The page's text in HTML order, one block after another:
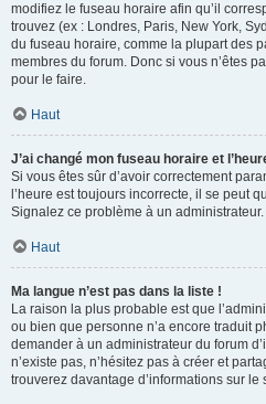
modifiez le fuseau horaire afin qu’il
trouvez (ex : Londres, Paris, New York,
du fuseau horaire, comme la plupart des
membres du forum. Donc si vous n’êtes
pour le faire.
Haut
J’ai changé mon fuseau horaire et
Si vous êtes sûr d’avoir correctement
l’heure est toujours incorrecte, il se peut
Signalez ce problème à un administrateur.
Haut
Ma langue n’est pas dans la liste !
La raison la plus probable est que
ou bien que personne n’a encore traduit
demander à un administrateur du forum
n’existe pas, n’hésitez pas à créer et
trouverez davantage d’informations sur le